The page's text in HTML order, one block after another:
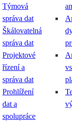
Týmová
správa dat
Škálovatelná
správa dat
Projektové
řízení a
správa dat
Prohlížení
dat a
spolupráce